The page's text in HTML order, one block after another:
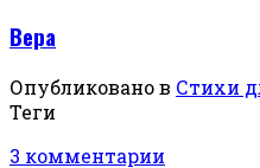
Вера
Опубликовано в Стихи
Теги
3 комментарии